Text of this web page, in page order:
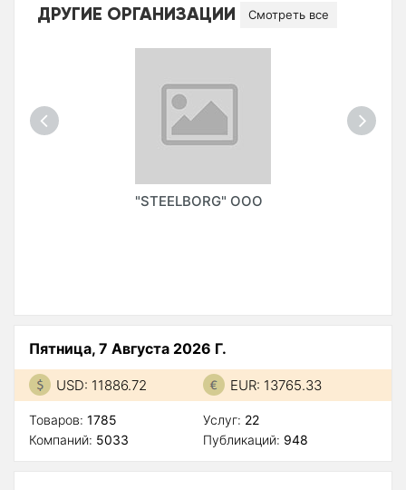
ДРУГИЕ ОРГАНИЗАЦИИ Смотреть все
"STEELBORG" ООО
Пятница, 7 Августа 2026 Г.
USD: 11886.72 EUR: 13765.33
Товаров: 1785
Компаний: 5033
Услуг: 22
Публикаций: 948